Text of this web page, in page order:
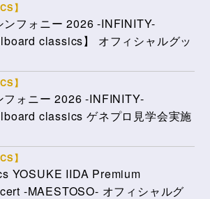
】
ンフォニー 2026 -INFINITY-
classics】 オフィシャルグッ
】
フォニー 2026 -INFINITY-
classics ゲネプロ見学会実施
】
YOSUKE IIDA Premium
-MAESTOSO- オフィシャルグ